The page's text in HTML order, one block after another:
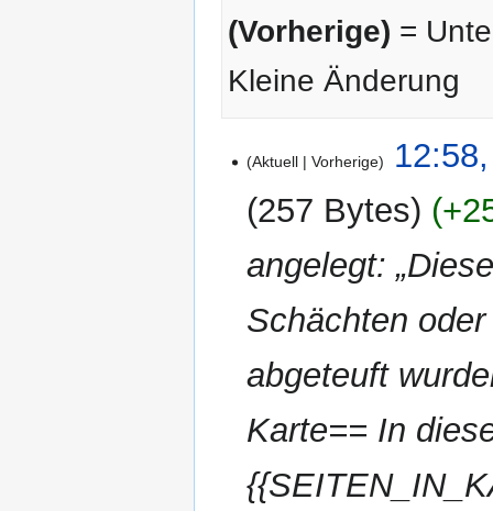
(Vorherige) =
Kleine Änderung
Mai
2024
Aktuell Vorherige
257 Bytes
angelegt:
Schächten
abgeteuft
Karte== In